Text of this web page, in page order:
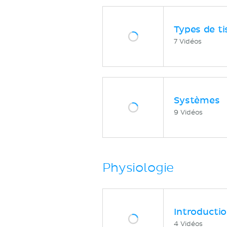
Types de
7 Vidéos
Systèmes
9 Vidéos
Physiologie
4 Vidéos